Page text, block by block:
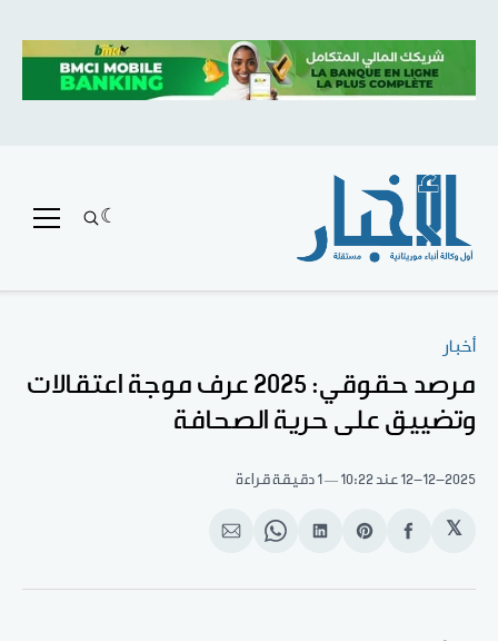
أخبار
مرصد حقوقي: 2025 عرف موجة اعتقالات
وتضييق على حرية الصحافة
12-12-2025 عند 10:22 1 دقيقة قراءة
𝕏
انشر
الفيسبوك
Share
Pinterest
انشر
لينكد
Share
WhatsApp
انشر
الإيميل